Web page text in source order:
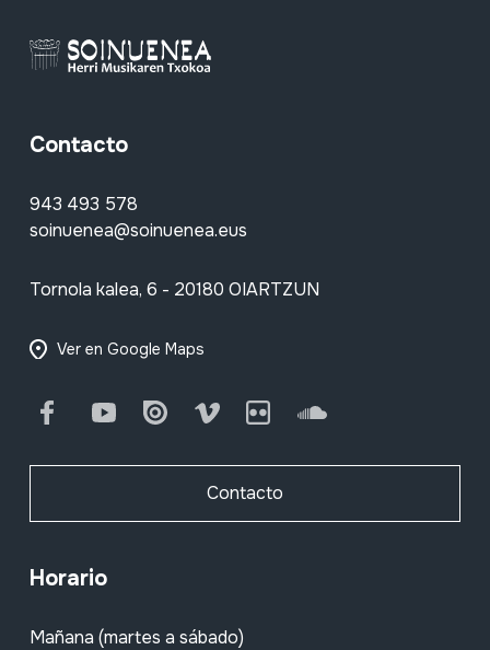
Contacto
943 493 578
soinuenea@soinuenea.eus
Tornola kalea, 6 - 20180 OIARTZUN
Ver en Google Maps
FacebookYoutube Issuu Vimeo Flickr SoundCloud
Contacto
Horario
Mañana (martes a sábado)